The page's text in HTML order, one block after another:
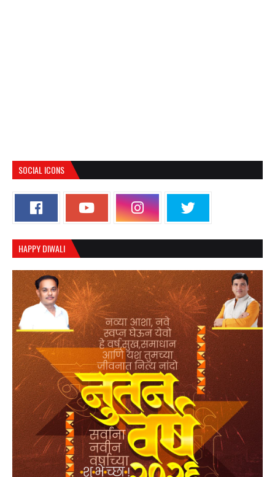
SOCIAL ICONS
HAPPY DIWALI